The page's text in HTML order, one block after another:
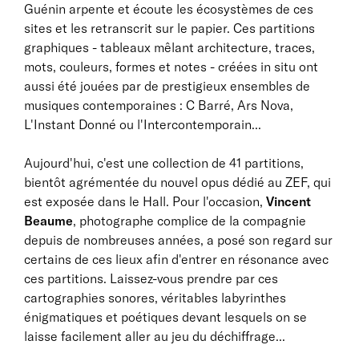
Guénin arpente et écoute les écosystèmes de ces
sites et les retranscrit sur le papier. Ces partitions
graphiques - tableaux mêlant architecture, traces,
mots, couleurs, formes et notes - créées in situ ont
aussi été jouées par de prestigieux ensembles de
musiques contemporaines : C Barré, Ars Nova,
L'Instant Donné ou l'Intercontemporain...
Aujourd'hui, c'est une collection de 41 partitions,
bientôt agrémentée du nouvel opus dédié au ZEF, qui
est exposée dans le Hall. Pour l'occasion, Vincent
Beaume, photographe complice de la compagnie
depuis de nombreuses années, a posé son regard sur
certains de ces lieux afin d'entrer en résonance avec
ces partitions. Laissez-vous prendre par ces
cartographies sonores, véritables labyrinthes
énigmatiques et poétiques devant lesquels on se
laisse facilement aller au jeu du déchiffrage...